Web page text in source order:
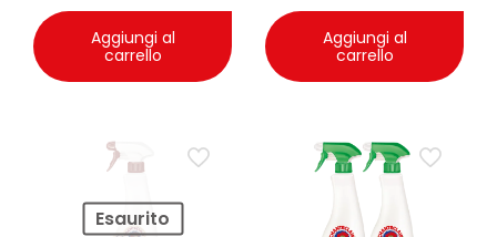
Aggiungi al
carrello
Aggiungi al
carrello
Esaurito